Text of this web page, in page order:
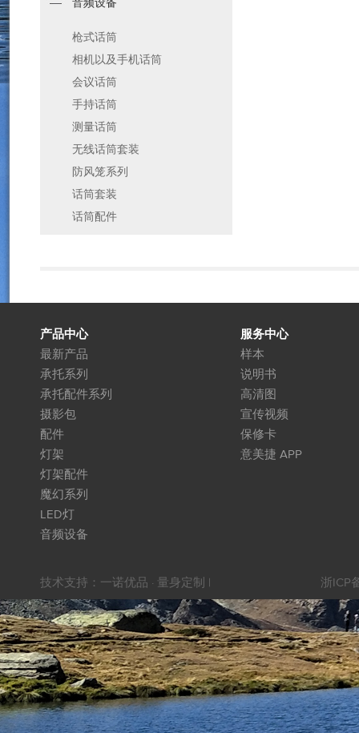
音频设备
枪式话筒
相机以及手机话筒
会议话筒
手持话筒
测量话筒
无线话筒套装
防风笼系列
话筒套装
话筒配件
产品中心
最新产品
承托系列
承托配件系列
摄影包
配件
灯架
灯架配件
魔幻系列
LED灯
音频设备
服务中心
样本
说明书
高清图
宣传视频
保修卡
意美捷 APP
技术支持： 一诺优品 · 量身定制 | 浙ICP